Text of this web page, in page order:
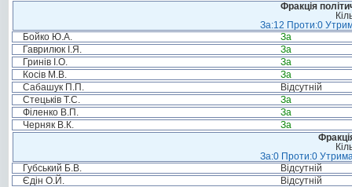
Фракція
За:12 Проти:0
Бойко Ю.А.
За
Гаврилюк І.Я.
За
Гринів І.О.
За
Косів М.В.
За
Сабашук П.П.
Відсутній
Стецьків Т.С.
За
Філенко В.П.
За
Черняк В.К.
За
За:0 Проти:0
Губський Б.В.
Відсутній
Єдін О.Й.
Відсутній